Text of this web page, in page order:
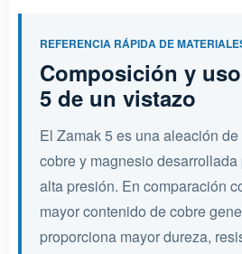
REFERENCIA RÁPIDA DE
Composición y
5 de un vistazo
El Zamak 5 es una aleación
cobre y magnesio
alta presión. En comparación
mayor contenido de cobre
proporciona mayor dureza,